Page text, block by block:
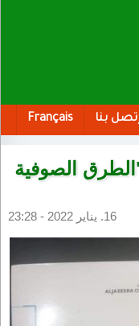
بنا Français
الصوفية
16. يناير 2022 - 23:28